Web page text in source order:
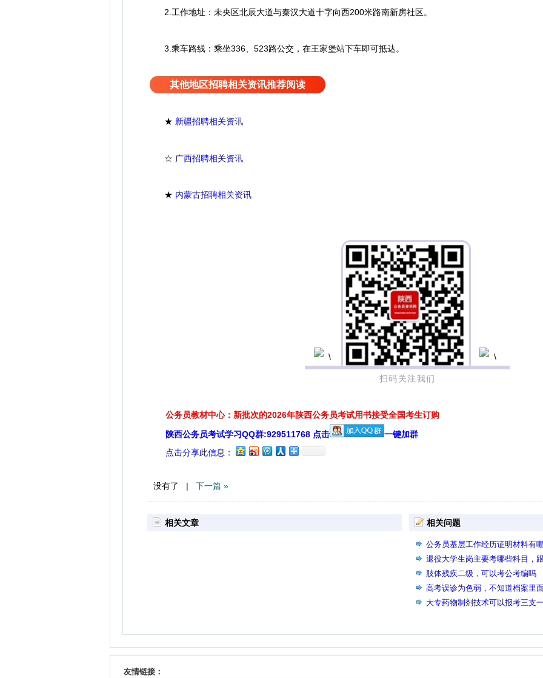
2.工作地址：未央区北辰大道与秦汉大道十字向西200米路南新房社区。
3.乘车路线：乘坐336、523路公交，在王家堡站下车即可抵达。
其他地区招聘相关资讯推荐阅读
★ 新疆招聘相关资讯
☆ 广西招聘相关资讯
★ 内蒙古招聘相关资讯
扫码关注我们
公务员教材中心：新批次的2026年陕西公务员考试用书接受全国考生订购
陕西公务员考试学习QQ群:929511768 点击
一键加群
点击分享此信息：
没有了 | 下一篇 »
相关文章 相关问题
公务员基层工作经历证明材料有
退役大学生岗主要考哪些科目，
肢体残疾二级，可以考公考编吗
高考误诊为色弱，不知道档案里
试有影响吗，我现在去医院检查
大专药物制剂技术可以报考三支
友情链接：